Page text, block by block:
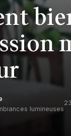
lumineuses